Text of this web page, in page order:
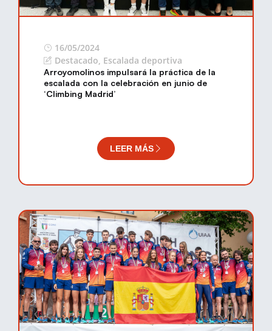
16/05/2024
Destacado, Escalada deportiva
Arroyomolinos impulsará la práctica de la
escalada con la celebración en junio de
‘Climbing Madrid’
LEER MÁS